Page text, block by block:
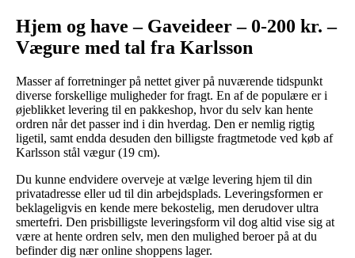
Hjem og have – Gaveideer – 0-200 kr. –
Vægure med tal fra Karlsson
Masser af forretninger på nettet giver på nuværende tidspunkt
diverse forskellige muligheder for fragt. En af de populære er i
øjeblikket levering til en pakkeshop, hvor du selv kan hente
ordren når det passer ind i din hverdag. Den er nemlig rigtig
ligetil, samt endda desuden den billigste fragtmetode ved køb af
Karlsson stål vægur (19 cm).
Du kunne endvidere overveje at vælge levering hjem til din
privatadresse eller ud til din arbejdsplads. Leveringsformen er
beklageligvis en kende mere bekostelig, men derudover ultra
smertefri. Den prisbilligste leveringsform vil dog altid vise sig at
være at hente ordren selv, men den mulighed beroer på at du
befinder dig nær online shoppens lager.